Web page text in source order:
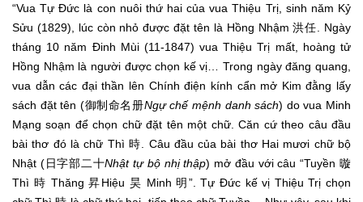
“Vua Tự Đức là con nuôi thứ hai của vua Thiệu Trị, sinh năm Kỷ
Sửu (1829), lúc còn nhỏ được đặt tên là Hồng Nhậm 洪任. Ngày
tháng 10 năm Đinh Mùi (11-1847) vua Thiệu Trị mất, hoàng tử
Hồng Nhậm là người được chọn kế vị… Trong ngày đăng quang,
vua dẫn các đại thần lên Chính điện kính cẩn mở Kim đằng lấy
sách đặt tên (御制命名册Ngự chế mệnh danh sách) do vua Minh
Mạng soạn để chọn chữ đặt tên một chữ. Căn cứ theo câu đầu
bài thơ đó là chữ Thì 時. Câu đầu của bài thơ Hai mươi chữ bộ
Nhật (日字部二十Nhật tự bộ nhị thập) mở đầu với câu “Tuyền 暶
Thì 時 Thăng 昇Hiệu 昊 Minh 明”. Tự Đức kế vị Thiệu Trị chọn